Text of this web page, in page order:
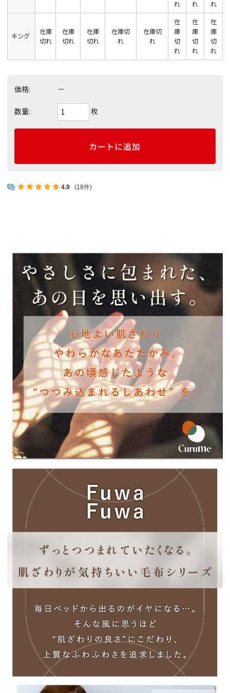
れ
れ
れ
キング
在庫
切れ
在庫
切れ
在庫
切れ
在庫切
れ
在庫切
れ
在
庫
切
れ
在
庫
切
れ
在
庫
切
れ
価格: －
数量: 枚
4.9 (18件)